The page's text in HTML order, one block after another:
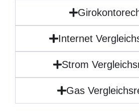
Internet
Strom
Gas